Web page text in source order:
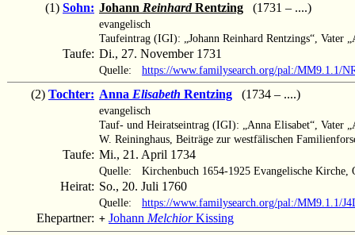
(1) Sohn: Johann ReinhardRentzing (1731 – ....)
evangelisch
Taufeintrag (IGI): „Johann Reinhard Rentzings“, Vater
Taufe: Di., 27. November 1731
Quelle: https://www.familysearch.org/pal:/MM9.1.1/
(2) Tochter: Anna Elisabeth Rentzing (1734 – ....)
evangelisch
Tauf- und Heiratseintrag (IGI): „Anna Elisabet“, Vater
W. Reininghaus, Beiträge zur westfälischen
Taufe: Mi., 21. April 1734
Quelle: Kirchenbuch 1654-1925 Evangelische
Heirat: So., 20. Juli 1760
Quelle: https://www.familysearch.org/pal:/MM9.1.1/
Ehepartner: + Johann MelchiorKissing